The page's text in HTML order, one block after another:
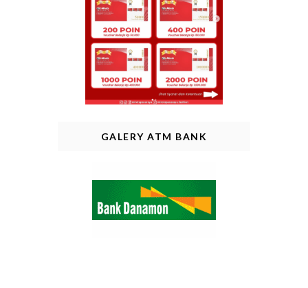
GALERY ATM BANK